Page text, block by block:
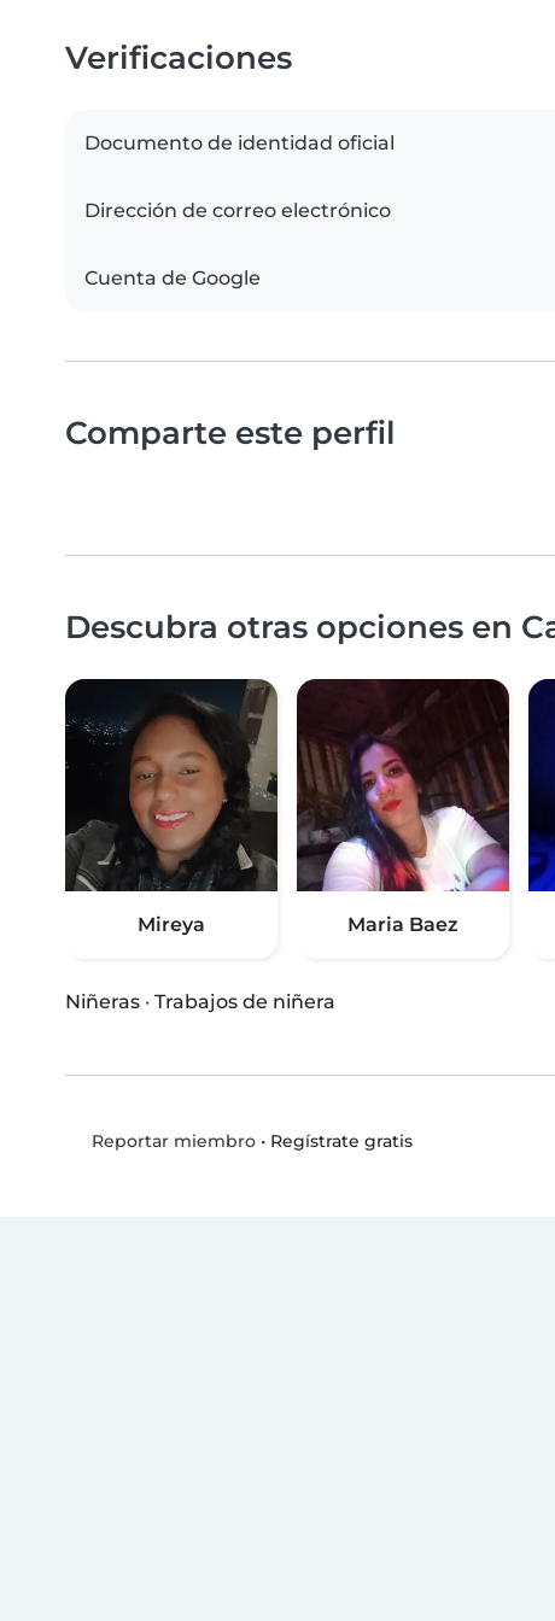
Verificaciones
Documento de identidad oficial
Dirección de correo electrónico
Cuenta de Google
Comparte este perfil
Descubra otras opciones en
Mireya Maria Baez
Niñeras · Trabajos de niñera
Reportar miembro• Regístrate gratis